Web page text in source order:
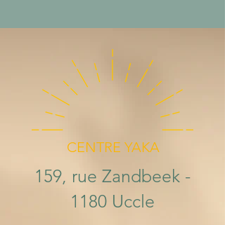
CENTRE YAKA
159, rue Zandbeek -
1180 Uccle